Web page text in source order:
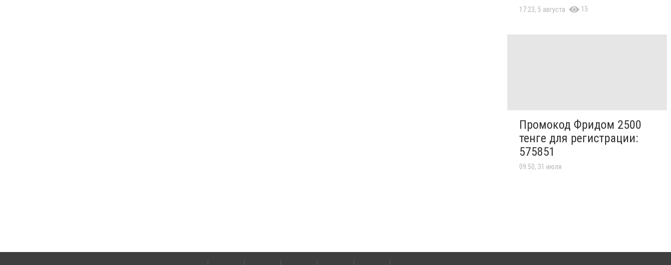
17:23, 5 августа 15
Промокод Фридом 2500
тенге для регистрации:
575851
09:50, 31 июля